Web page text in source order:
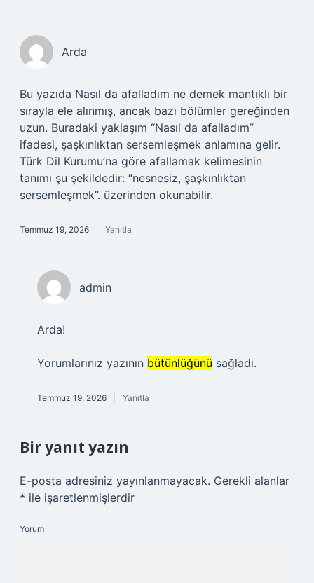
Arda
Bu yazıda Nasıl da afalladım ne demek mantıklı bir
sırayla ele alınmış, ancak bazı bölümler gereğinden
uzun. Buradaki yaklaşım “Nasıl da afalladım”
ifadesi, şaşkınlıktan sersemleşmek anlamına gelir.
Türk Dil Kurumu’na göre afallamak kelimesinin
tanımı şu şekildedir: “nesnesiz, şaşkınlıktan
sersemleşmek”. üzerinden okunabilir.
Temmuz 19, 2026 Yanıtla
admin
Arda!
Yorumlarınız yazının bütünlüğünü sağladı.
Temmuz 19, 2026 Yanıtla
Bir yanıt yazın
E-posta adresiniz yayınlanmayacak. Gerekli alanlar
* ile işaretlenmişlerdir
Yorum